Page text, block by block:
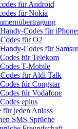
für Android
für Nokia
Codes für
für O2
Codes für
für Telekom
T-Mobile
für Aldi Talk
für Congstar
für Vodafone
eplus
für jeden Anlass
SMS Sprüche